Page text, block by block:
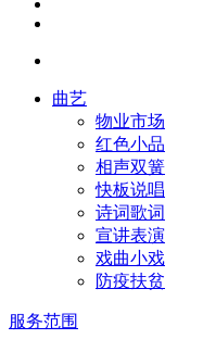
曲艺
物业市场
红色小品
相声双簧
快板说唱
诗词歌词
宣讲表演
戏曲小戏
防疫扶贫
服务范围